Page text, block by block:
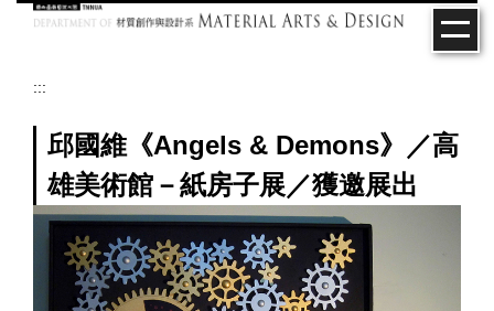
:::
邱國維《Angels & Demons》／高
雄美術館－紙房子展／獲邀展出